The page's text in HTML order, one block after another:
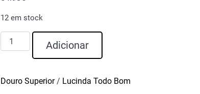
12 em stock
Quantidade
de
Vinho
Adicionar
Douro Superior/ Lucinda Todo Bom